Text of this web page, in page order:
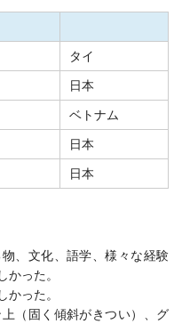
タイ
日本
ベトナム
日本
日本
、文化、語学、様々な経験
った。
った。
（固く傾斜がきつい）、グ